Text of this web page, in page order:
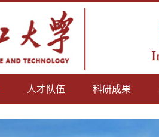
人才队伍 科研成果